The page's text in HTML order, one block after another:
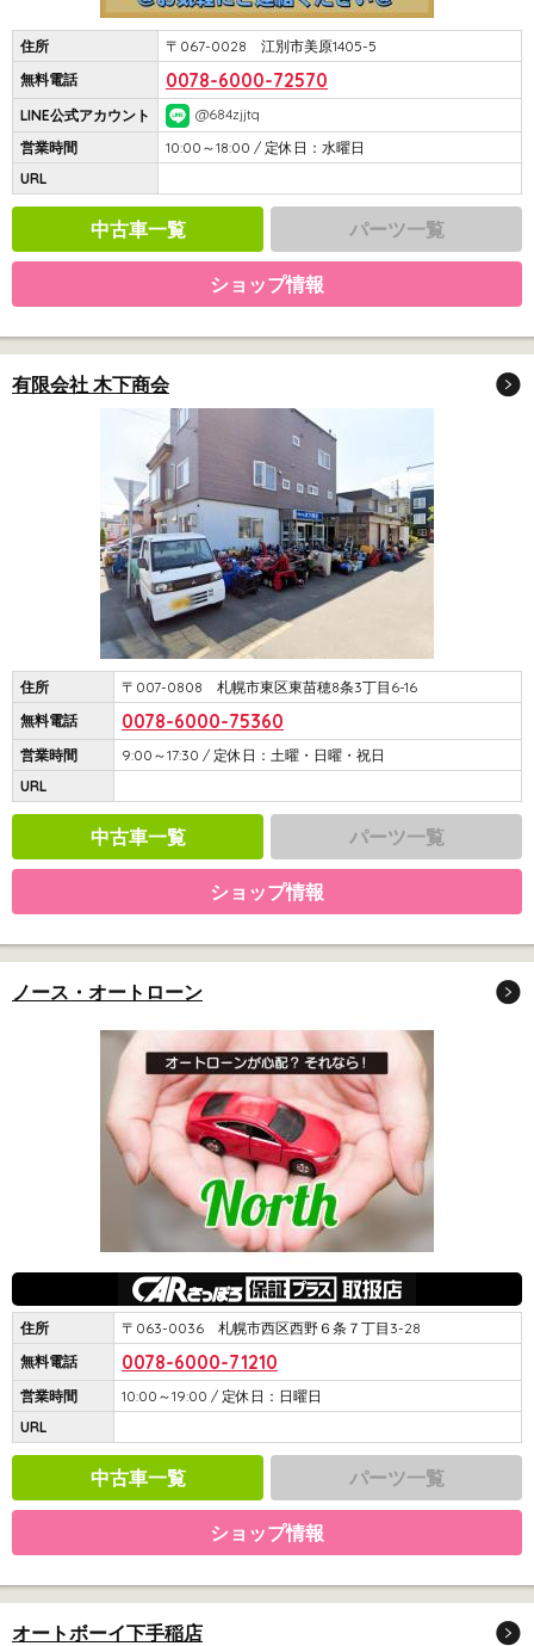
住所
〒067-0028 江別市美原1405-5
無料電話
0078-6000-72570
LINE公式アカウント
@684zjjtq
営業時間
10:00～18:00 / 定休日：水曜日
URL
中古車一覧 パーツ一覧
ショップ情報
有限会社 木下商会
住所
〒007-0808 札幌市東区東苗穂8条3丁目6-16
無料電話
0078-6000-75360
営業時間
9:00～17:30 / 定休日：土曜・日曜・祝日
URL
中古車一覧 パーツ一覧
ショップ情報
ノース・オートローン
住所
〒063-0036 札幌市西区西野６条７丁目3-28
無料電話
0078-6000-71210
営業時間
10:00～19:00 / 定休日：日曜日
URL
中古車一覧 パーツ一覧
ショップ情報
オートボーイ下手稲店